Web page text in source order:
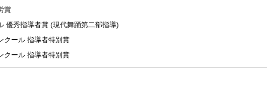
賞
秀指導者賞 (現代舞踊第二部指導)
ール 指導者特別賞
ール 指導者特別賞